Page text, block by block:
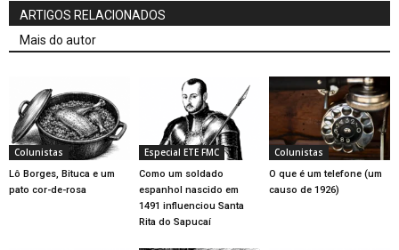
ARTIGOS RELACIONADOS
Mais do autor
Colunistas
Lô Borges, Bituca e um
pato cor-de-rosa
Especial ETE FMC
Como um soldado
espanhol nascido em
1491 influenciou Santa
Rita do Sapucaí
Colunistas
O que é um telefone (um
causo de 1926)